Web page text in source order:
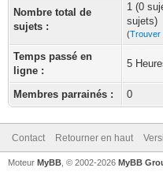
Nombre total de
sujets :
1 (0
sujets)
(Trouver
Temps passé en
ligne :
5
Membres parrainés : 0
Contact Retourner en haut
Moteur MyBB , © 2002-2026 MyBB